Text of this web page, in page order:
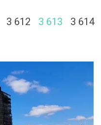
3 612 3 613 3 614